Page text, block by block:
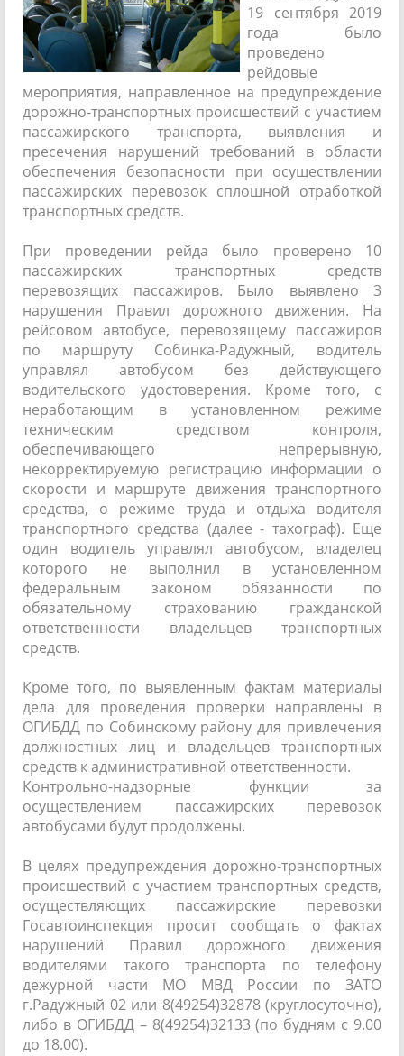
19 сентября 2019
года было
проведено
рейдовые
мероприятия, направленное на предупреждение
дорожно-транспортных происшествий с участием
пассажирского транспорта, выявления и
пресечения нарушений требований в области
обеспечения безопасности при осуществлении
пассажирских перевозок сплошной отработкой
транспортных средств.
При проведении рейда было проверено 10
пассажирских транспортных средств
перевозящих пассажиров. Было выявлено 3
нарушения Правил дорожного движения. На
рейсовом автобусе, перевозящему пассажиров
по маршруту Собинка-Радужный, водитель
управлял автобусом без действующего
водительского удостоверения. Кроме того, с
неработающим в установленном режиме
техническим средством контроля,
обеспечивающего непрерывную,
некорректируемую регистрацию информации о
скорости и маршруте движения транспортного
средства, о режиме труда и отдыха водителя
транспортного средства (далее - тахограф). Еще
один водитель управлял автобусом, владелец
которого не выполнил в установленном
федеральным законом обязанности по
обязательному страхованию гражданской
ответственности владельцев транспортных
средств.
Кроме того, по выявленным фактам материалы
дела для проведения проверки направлены в
ОГИБДД по Собинскому району для привлечения
должностных лиц и владельцев транспортных
средств к административной ответственности.
Контрольно-надзорные функции за
осуществлением пассажирских перевозок
автобусами будут продолжены.
В целях предупреждения дорожно-транспортных
происшествий с участием транспортных средств,
осуществляющих пассажирские перевозки
Госавтоинспекция просит сообщать о фактах
нарушений Правил дорожного движения
водителями такого транспорта по телефону
дежурной части МО МВД России по ЗАТО
г.Радужный 02 или 8(49254)32878 (круглосуточно),
либо в ОГИБДД – 8(49254)32133 (по будням с 9.00
до 18.00).